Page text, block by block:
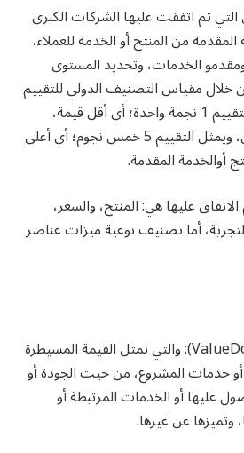
تم اتفقت عليها الشركات الكبرى
المقدمة من المنتج أو الخدمة للعملاء،
الخدمات، وتحديد المستوى
خلال مقياس التصنيف الدولي للتقييم
من 1-5 ، بحيث يمثل التقييم 1 نجمة واحدة؛ أي أقل قيمة،
ويمثل التقييم 2 نجمتين، ويمثل التقييم 5 خمس نجوم؛ أي أعلى
أوالخدمة المقدمة.
عليها هي: المنتج، والسعر،
أما تصنيف نوعية ميزات عناصر
: والتي تمثل القيمة المسيطرة
خدمات المشروع، من حيث الجودة أو
عليها أو الخدمات المرتبطة أو
وتميزها عن غيرها.